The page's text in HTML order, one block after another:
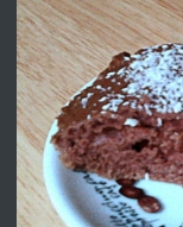
ПРЕДЛАГА